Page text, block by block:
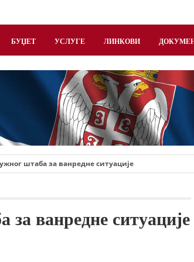
БУЏЕТ УСЛУГЕ ЛИНКОВИ
за ванредне ситуације
ванредне ситуације